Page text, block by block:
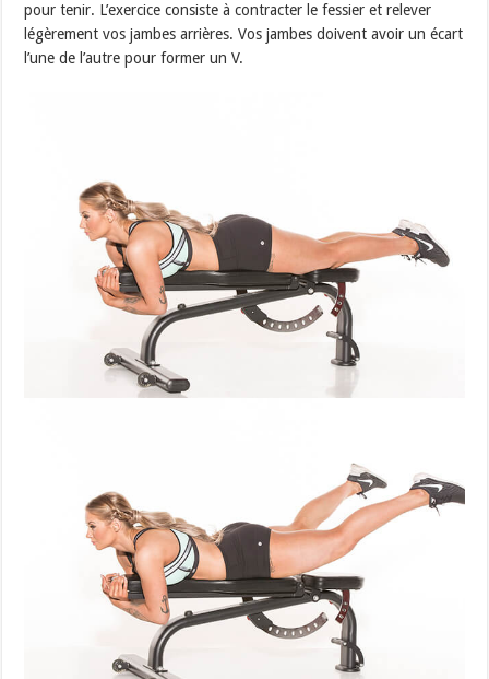
pour tenir. L’exercice consiste à contracter le fessier et relever
légèrement vos jambes arrières. Vos jambes doivent avoir un écart
l’une de l’autre pour former un V.